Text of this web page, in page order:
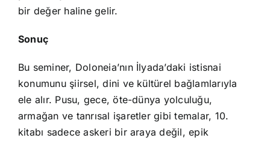
bir değer haline gelir.
Sonuç
Bu seminer, Doloneia’nın İlyada’daki istisnai
konumunu şiirsel, dini ve kültürel bağlamlarıyla
ele alır. Pusu, gece, öte-dünya yolculuğu,
armağan ve tanrısal işaretler gibi temalar, 10.
kitabı sadece askeri bir araya değil, epik